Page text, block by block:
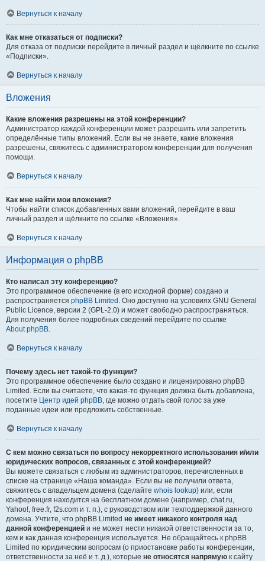
Вернуться к началу
Как мне отказаться от подписки?
Для отказа от подписки перейдите в личный раздел и щёлкните по ссылке
«Подписки».
Вернуться к началу
Вложения
Какие вложения разрешены на этой конференции?
Администратор каждой конференции может разрешить или запретить
определённые типы вложений. Если вы не знаете, какие вложения
разрешены, свяжитесь с администратором конференции для получения
помощи.
Вернуться к началу
Как мне найти мои вложения?
Чтобы найти список добавленных вами вложений, перейдите в ваш
личный раздел и щёлкните по ссылке «Вложения».
Вернуться к началу
Информация о phpBB
Кто написал эту конференцию?
Это программное обеспечение (в его исходной форме) создано и
распространяется phpBB Limited . Оно доступно на условиях GNU General
Public Licence, версии 2 (GPL-2.0) и может свободно распространяться.
Для получения более подробных сведений перейдите по ссылке
About phpBB.
Вернуться к началу
Почему здесь нет такой-то функции?
Это программное обеспечение было создано и лицензировано phpBB
Limited. Если вы считаете, что какая-то функция должна быть добавлена,
посетите Центр идей phpBB, где можно отдать свой голос за уже
поданные идеи или предложить собственные.
Вернуться к началу
С кем можно связаться по вопросу некорректного использования и/или
юридических вопросов, связанных с этой конференцией?
Вы можете связаться с любым из администраторов, перечисленных в
списке на странице «Наша команда». Если вы не получили ответа,
свяжитесь с владельцем домена (сделайте whois lookup) или, если
конференция находится на бесплатном домене (например, chat.ru,
Yahoo!, free.fr, f2s.com и т. п.), с руководством или техподдержкой данного
домена. Учтите, что phpBB Limited не имеет никакого контроля над
данной конференцией и не может нести никакой ответственности за то,
кем и как данная конференция используется. Не обращайтесь к phpBB
Limited по юридическим вопросам (о приостановке работы конференции,
ответственности за неё и т. д.), которые не относятся напрямую к сайту